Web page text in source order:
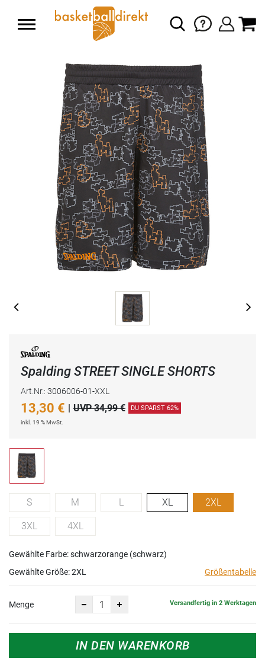
Spalding STREET SINGLE SHORTS
Art.Nr.: 3006006-01-XXL
13,30 € | UVP 34,99 € DU SPARST 62%
inkl. 19 % MwSt.
S M L XL 2XL
3XL 4XL
Gewählte Farbe: schwarzorange (schwarz)
Gewählte Größe:2XL Größentabelle
Menge Versandfertig in 2 Werktagen
IN DEN WARENKORB